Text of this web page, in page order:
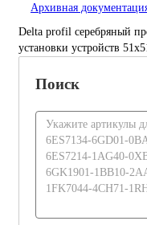
Архивная
Delta profil серебряный
установки устройств
Поиск